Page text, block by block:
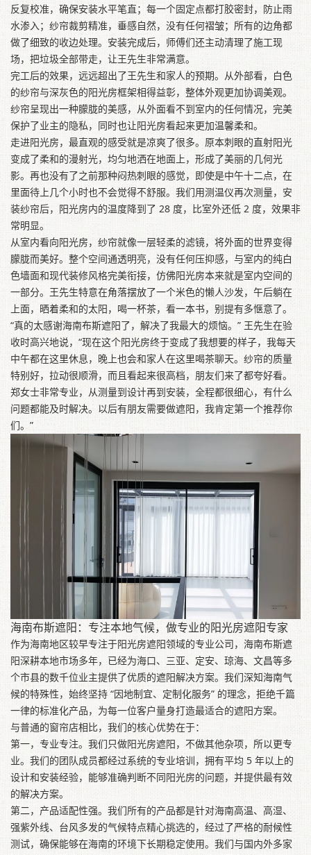
反复校准，确保安装水平笔直；每一个固定点都打胶密封，防止雨
水渗入；纱帘裁剪精准，垂感自然，没有任何褶皱；所有的边角都
做了细致的收边处理。安装完成后，师傅们还主动清理了施工现
场，把垃圾全部带走，让王先生非常满意。
完工后的效果，远远超出了王先生和家人的预期。从外部看，白色
的纱帘与深灰色的阳光房框架相得益彰，整体外观更加协调美观。
纱帘呈现出一种朦胧的美感，从外面看不到室内的任何情况，完美
保护了业主的隐私，同时也让阳光房看起来更加温馨柔和。
走进阳光房，最直观的感受就是凉爽了很多。原本刺眼的直射阳光
变成了柔和的漫射光，均匀地洒在地面上，形成了美丽的几何光
影。再也没有了之前那种闷热刺眼的感觉，即使是中午十二点，在
里面待上几个小时也不会觉得不舒服。我们用测温仪再次测量，安
装纱帘后，阳光房内的温度降到了 28 度，比室外还低 2 度，效果非
常明显。
从室内看向阳光房，纱帘就像一层轻柔的滤镜，将外面的世界变得
朦胧而美好。整个空间通透明亮，没有任何压抑感，与室内的纯白
色墙面和现代装修风格完美衔接，仿佛阳光房本来就是室内空间的
一部分。王先生特意在角落摆放了一个米色的懒人沙发，午后躺在
上面，晒着柔和的太阳，喝一杯茶，看一本书，别提有多惬意了。
“真的太感谢海南布斯遮阳了，解决了我最大的烦恼。” 王先生在验
收时高兴地说，“现在这个阳光房终于变成了我想要的样子，我每天
中午都在这里休息，晚上也会和家人在这里喝茶聊天。纱帘的质量
特别好，拉动很顺滑，而且看起来很高档，朋友们来了都夸好看。
郑女士非常专业，从测量到设计再到安装，全程都很细心，有什么
问题都能及时解决。以后有朋友需要做遮阳，我肯定第一个推荐你
们。”
海南布斯遮阳：专注本地气候，做专业的阳光房遮阳专家
作为海南地区较早专注于阳光房遮阳领域的专业公司，海南布斯遮
阳深耕本地市场多年，已经为海口、三亚、定安、琼海、文昌等多
个市县的数千位业主提供了优质的遮阳解决方案。我们深知海南气
候的特殊性，始终坚持 “因地制宜、定制化服务” 的理念，拒绝千篇
一律的标准化产品，为每一位客户量身打造最适合的遮阳方案。
与普通的窗帘店相比，我们的核心优势在于：
第一，专业专注。我们只做阳光房遮阳，不做其他杂项，所以更专
业。我们的团队成员都经过系统的专业培训，拥有平均 5 年以上的
设计和安装经验，能够准确判断不同阳光房的问题，并提供最有效
的解决方案。
第二，产品适配性强。我们所有的产品都是针对海南高温、高湿、
强紫外线、台风多发的气候特点精心挑选的，经过了严格的耐候性
测试，确保能够在海南的环境下长期稳定使用。我们与国内外多家